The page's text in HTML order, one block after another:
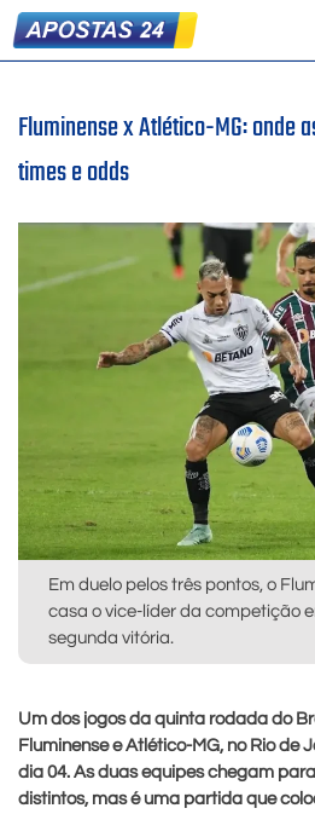
Fluminense x Atlético-MG: onde
times e odds
Em duelo pelos três pontos, o
casa o vice-líder da competição
segunda vitória.
Um dos jogos da quinta rodada do
Fluminense e Atlético-MG, no Rio de
dia 04. As duas equipes chegam
distintos, mas é uma partida que